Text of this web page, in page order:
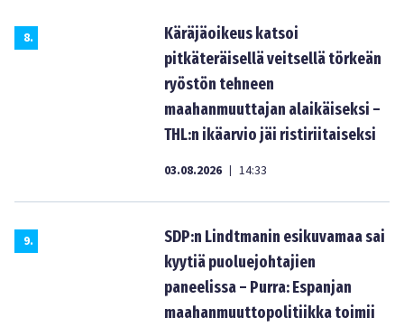
8.
Käräjäoikeus katsoi
pitkäteräisellä veitsellä törkeän
ryöstön tehneen
maahanmuuttajan alaikäiseksi –
THL:n ikäarvio jäi ristiriitaiseksi
03.08.2026 | 14:33
9.
SDP:n Lindtmanin esikuvamaa sai
kyytiä puoluejohtajien
paneelissa – Purra: Espanjan
maahanmuuttopolitiikka toimii